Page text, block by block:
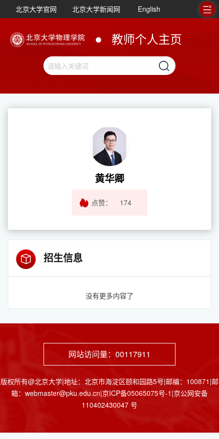
北京大学官网 北京大学新闻网 English
教师个人主页
黄华卿
点赞： 174
招生信息
没有更多内容了
网站访问量： 00117911
版权所有@北京大学|地址：北京市海淀区颐和园路5号|邮编：100871|邮
箱：webmaster@pku.edu.cn|京ICP备05065075号-1|京公网安备
110402430047 号